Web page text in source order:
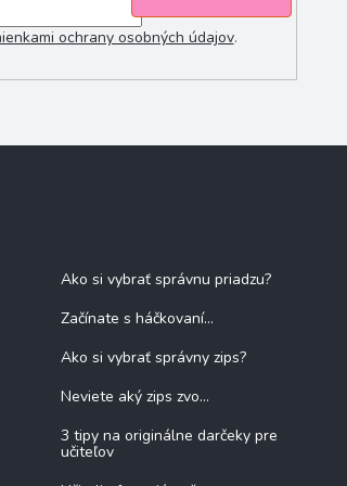
ochrany osobných údajov.
Ako si vybrať správnu priadzu?
Začínate s háčkovaní...
Ako si vybrať správny zips?
Neviete aký zips zvo...
3 tipy na originálne darčeky pre
učiteľov